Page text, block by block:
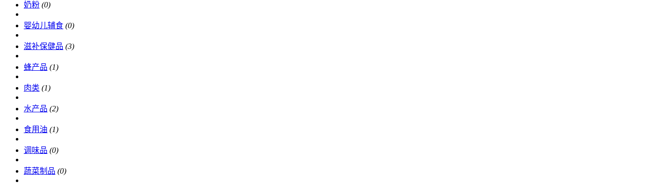
奶粉 (0)
婴幼儿辅食 (0)
滋补保健品 (3)
蜂产品 (1)
肉类 (1)
水产品 (2)
食用油 (1)
调味品 (0)
蔬菜制品 (0)